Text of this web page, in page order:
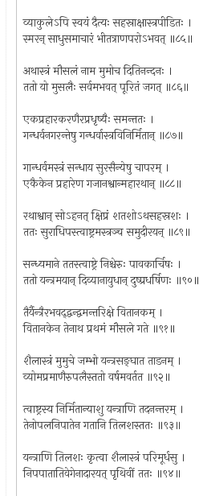
व्याकुलेऽपि स्वयं दैत्यः सहस्राक्षास्त्रपीडितः ।
स्मरन् साधुसमाचारं भीतत्राणपरोऽभवत् ॥८५॥
अथास्त्रं मौसलं नाम मुमोच दितिनन्दनः ।
ततो यो मुसलैः सर्वमभवत् पूरितं जगत् ॥८६॥
एकप्रहारकरणैरप्रधृष्यैः समन्ततः ।
गन्धर्वनगरन्तेषु गन्धर्वास्त्रविनिर्मितान् ॥८७॥
गान्धर्वमस्त्रं सन्धाय सुरसैन्येषु चापरम् ।
एकैकेन प्रहारेण गजानश्वान्महारथान् ॥८८॥
रथाश्वान् सोऽहनत् क्षिप्रं शतशोऽथसहस्रशः ।
ततः सुराधिपस्त्वाष्ट्रमस्त्रञ्च समुदीरयन् ॥८९॥
सन्ध्यमाने ततस्त्वाष्ट्रे निश्चेरुः पावकार्चिषः ।
ततो यन्त्रमयान् दिव्यानायुधान् दुष्प्रधर्षिणः ॥९०॥
तैर्यैन्त्रैरभवद्द्वन्द्वमन्तरिक्षे वितानकम् ।
वितानकेन तेनाथ प्रथमं मौसले गते ॥९१॥
शैलास्त्रं मुमुचे जम्भो यन्त्रसङ्घात ताडनम् ।
व्योमप्रमाणैरुपलैस्ततो वर्षमवर्तत ॥९२॥
त्वाष्ट्रस्य निर्मितान्याशु यन्त्राणि तदनन्तरम् ।
तेनोपलनिपातेन गतानि तिलशस्ततः ॥९३॥
यन्त्राणि तिलशः कृत्वा शैलास्त्रं परिमूर्धसु ।
निपपातातिवेगेनादारयत् पृथिवीं ततः ॥९४॥